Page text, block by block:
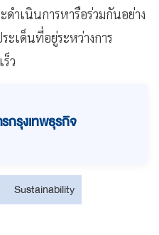
ำเนินการหารือร่วมกันอย่าง
เด็นที่อยู่ระหว่างการ
ว
กรุงเทพธุรกิจ
Sustainability